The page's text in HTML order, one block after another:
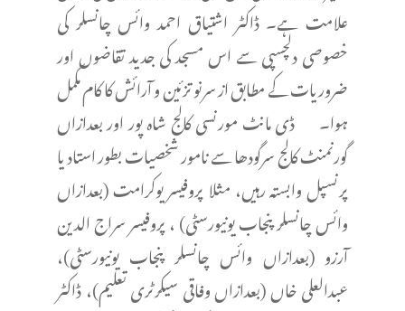
علامت ہے۔ ڈاکٹر اشتیاق احمد وائس چانسلر کی
خصوصی دلچسپی سے اس مسجد کی جدید تقاضوں اور
ضروریات کے مطابق از سرنو تزئین و آرائش کا کام مکمل
ہوا۔ ڈی مانٹ مورنسی کالج شاہ پور اور بعدازاں
گورنمنٹ کالج سرگودھا سے نامور شخصیات بطور استاد یا
پرنسپل وابستہ رہیں، مثلا پروفیسر یوکرامت (بعدازاں
وائس چانسلر پنجاب یونیورسٹی) ، پروفیسر سراج الدین
آرزو (بعدازاں وائس چانسلر پنجاب یونیورسٹی)،
عبدالعلی خاں (بعدازاں وفاقی سیکرٹری تعلیم)، ڈاکٹر